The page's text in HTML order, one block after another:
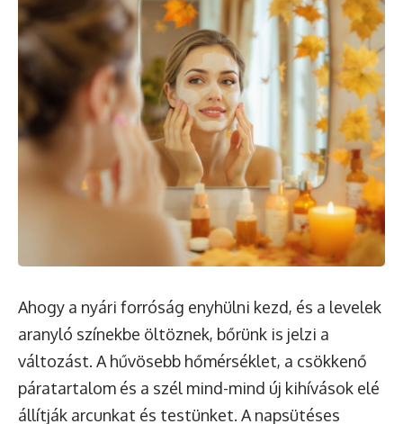
Ahogy a nyári forróság enyhülni kezd, és a levelek
aranyló színekbe öltöznek, bőrünk is jelzi a
változást. A hűvösebb hőmérséklet, a csökkenő
páratartalom és a szél mind-mind új kihívások elé
állítják arcunkat és testünket. A napsütéses